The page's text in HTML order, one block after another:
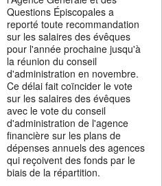
Questions Épiscopales a
reporté toute recommandation
sur les salaires des évêques
pour l'année prochaine jusqu'à
la réunion du conseil
d'administration en novembre.
Ce délai fait coïncider le vote
sur les salaires des évêques
avec le vote du conseil
d'administration de l'agence
financière sur les plans de
dépenses annuels des agences
qui reçoivent des fonds par le
biais de la répartition.